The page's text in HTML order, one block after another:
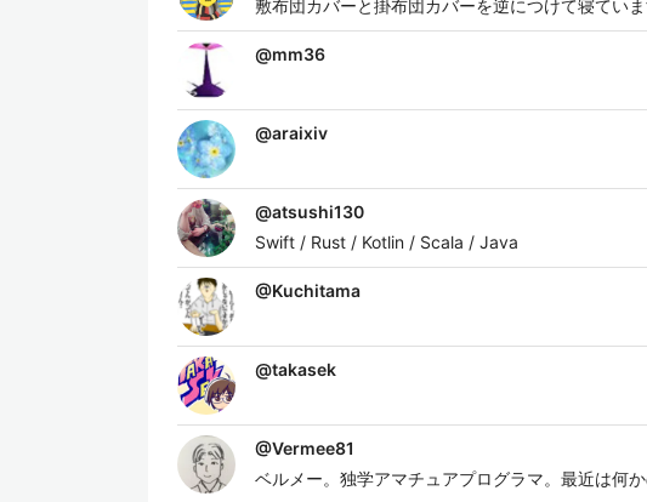
敷布団カバーと掛布団カバーを逆につけて寝てい
@mm36
@araixiv
@atsushi130
Swift / Rust / Kotlin / Scala / Java
@Kuchitama
@takasek
@Vermee81
ベルメー。独学アマチュアプログラマ。最近は何